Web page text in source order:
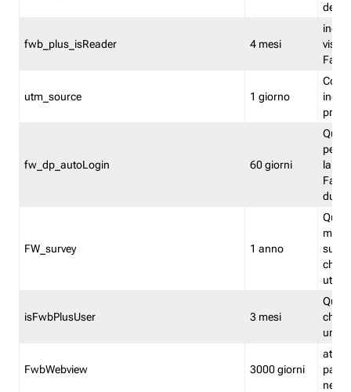
del
fwb_plus_isReader 4 mesi
utm_source 1 giorno
fw_dp_autoLogin 60 giorni
la
FW_survey 1 anno
utenti
isFwbPlusUser 3 mesi
che
una
FwbWebview 3000 giorni
attiva